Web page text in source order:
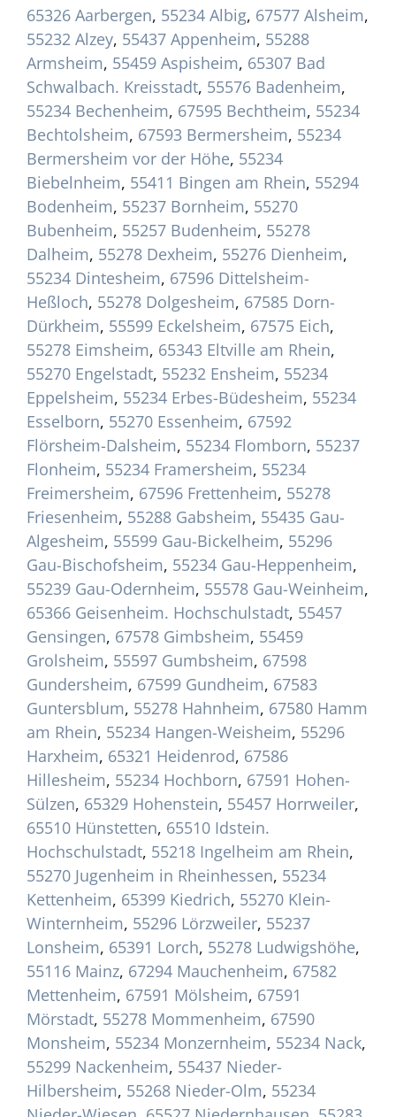
65326 Aarbergen, 55234 Albig, 67577 Alsheim,
55232 Alzey, 55437 Appenheim, 55288
Armsheim, 55459 Aspisheim, 65307 Bad
Schwalbach. Kreisstadt, 55576 Badenheim,
55234 Bechenheim, 67595 Bechtheim, 55234
Bechtolsheim, 67593 Bermersheim, 55234
Bermersheim vor der Höhe, 55234
Biebelnheim, 55411 Bingen am Rhein, 55294
Bodenheim, 55237 Bornheim, 55270
Bubenheim, 55257 Budenheim, 55278
Dalheim, 55278 Dexheim, 55276 Dienheim,
55234 Dintesheim, 67596 Dittelsheim-
Heßloch, 55278 Dolgesheim, 67585 Dorn-
Dürkheim, 55599 Eckelsheim, 67575 Eich,
55278 Eimsheim, 65343 Eltville am Rhein,
55270 Engelstadt, 55232 Ensheim, 55234
Eppelsheim, 55234 Erbes-Büdesheim, 55234
Esselborn, 55270 Essenheim, 67592
Flörsheim-Dalsheim, 55234 Flomborn, 55237
Flonheim, 55234 Framersheim, 55234
Freimersheim, 67596 Frettenheim, 55278
Friesenheim, 55288 Gabsheim, 55435 Gau-
Algesheim, 55599 Gau-Bickelheim, 55296
Gau-Bischofsheim, 55234 Gau-Heppenheim,
55239 Gau-Odernheim, 55578 Gau-Weinheim,
65366 Geisenheim. Hochschulstadt, 55457
Gensingen, 67578 Gimbsheim, 55459
Grolsheim, 55597 Gumbsheim, 67598
Gundersheim, 67599 Gundheim, 67583
Guntersblum, 55278 Hahnheim, 67580 Hamm
am Rhein, 55234 Hangen-Weisheim, 55296
Harxheim, 65321 Heidenrod, 67586
Hillesheim, 55234 Hochborn, 67591 Hohen-
Sülzen, 65329 Hohenstein, 55457 Horrweiler,
65510 Hünstetten, 65510 Idstein.
Hochschulstadt, 55218 Ingelheim am Rhein,
55270 Jugenheim in Rheinhessen, 55234
Kettenheim, 65399 Kiedrich, 55270 Klein-
Winternheim, 55296 Lörzweiler, 55237
Lonsheim, 65391 Lorch, 55278 Ludwigshöhe,
55116 Mainz, 67294 Mauchenheim, 67582
Mettenheim, 67591 Mölsheim, 67591
Mörstadt, 55278 Mommenheim, 67590
Monsheim, 55234 Monzernheim, 55234 Nack,
55299 Nackenheim, 55437 Nieder-
Hilbersheim, 55268 Nieder-Olm, 55234